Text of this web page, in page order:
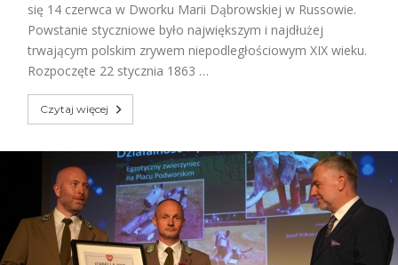
się 14 czerwca w Dworku Marii Dąbrowskiej w Russowie.
Powstanie styczniowe było największym i najdłużej
trwającym polskim zrywem niepodległościowym XIX wieku.
Rozpoczęte 22 stycznia 1863 …
Czytaj więcej